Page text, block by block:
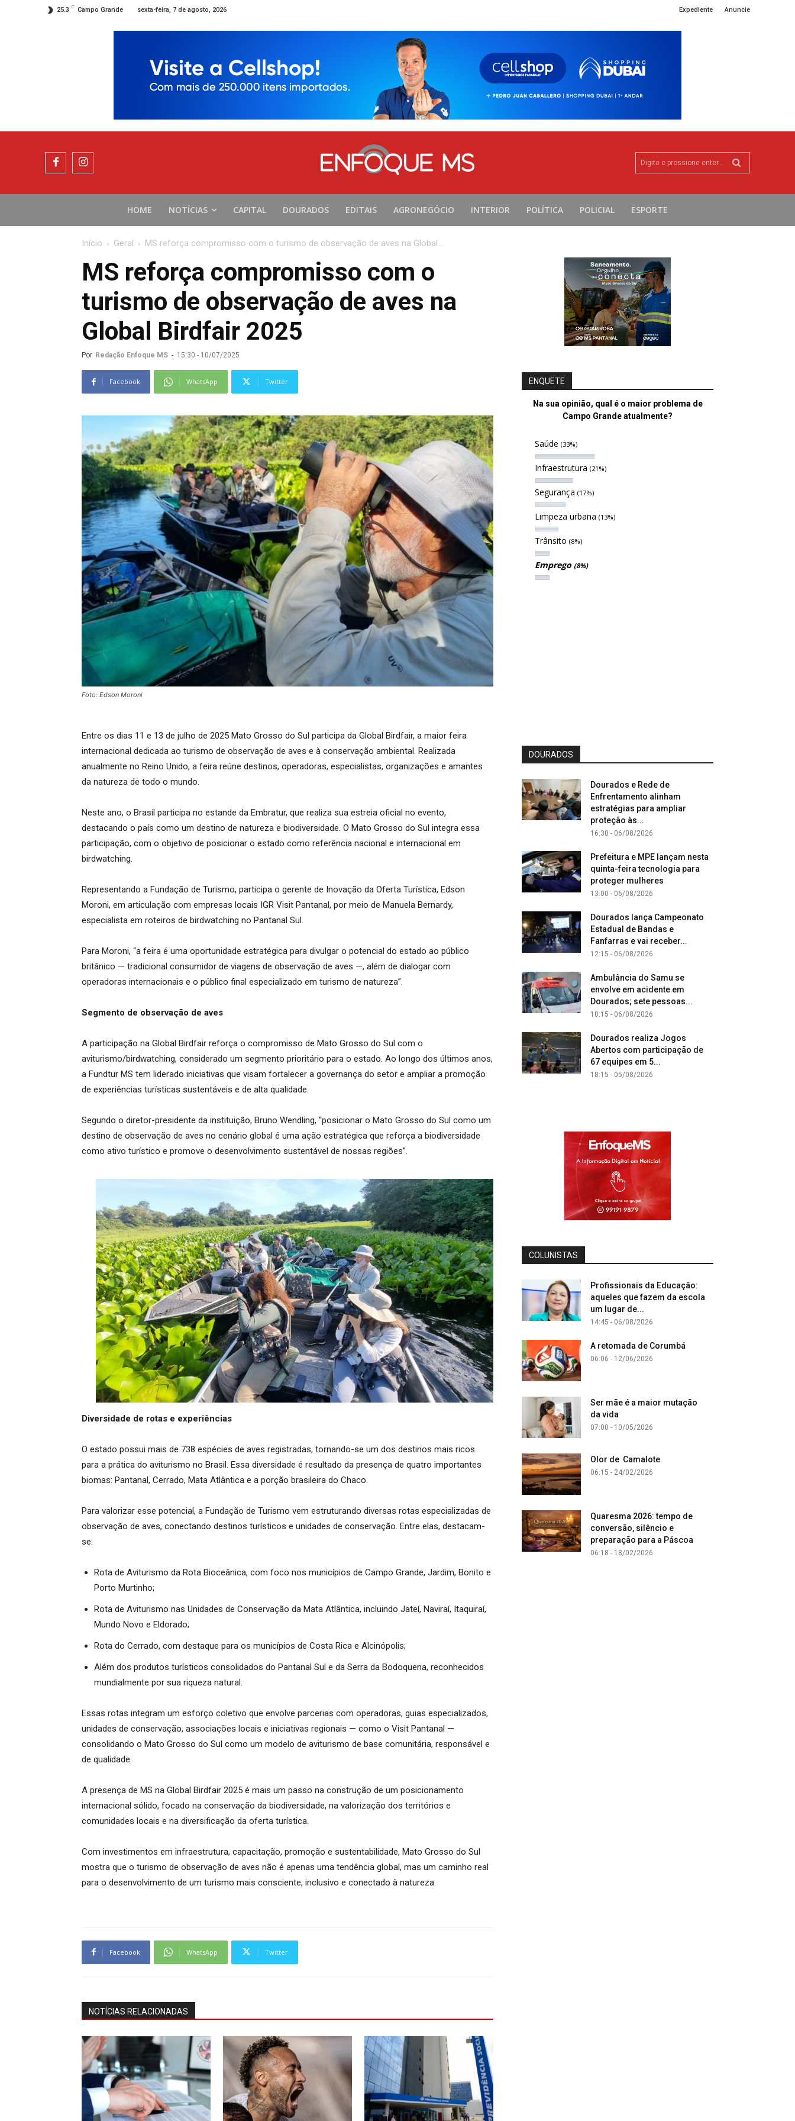
25.3 C Campo Grande sexta-feira, 7 de agosto, 2026 Expediente Anuncie
Digite e pressione enter...
HOME NOTÍCIAS CAPITAL DOURADOS EDITAIS AGRONEGÓCIO INTERIOR POLÍTICA POLICIAL ESPORTE
Início Geral MS reforça compromisso com o turismo de observação de aves na Global...
MS reforça compromisso com o
turismo de observação de aves na
Global Birdfair 2025
Por Redação Enfoque MS - 15:30 - 10/07/2025
Facebook WhatsApp Twitter
Foto: Edson Moroni
Entre os dias 11 e 13 de julho de 2025 Mato Grosso do Sul participa da Global Birdfair, a maior feira
internacional dedicada ao turismo de observação de aves e à conservação ambiental. Realizada
anualmente no Reino Unido, a feira reúne destinos, operadoras, especialistas, organizações e amantes
da natureza de todo o mundo.
Neste ano, o Brasil participa no estande da Embratur, que realiza sua estreia oficial no evento,
destacando o país como um destino de natureza e biodiversidade. O Mato Grosso do Sul integra essa
participação, com o objetivo de posicionar o estado como referência nacional e internacional em
birdwatching.
Representando a Fundação de Turismo, participa o gerente de Inovação da Oferta Turística, Edson
Moroni, em articulação com empresas locais IGR Visit Pantanal, por meio de Manuela Bernardy,
especialista em roteiros de birdwatching no Pantanal Sul.
Para Moroni, “a feira é uma oportunidade estratégica para divulgar o potencial do estado ao público
britânico — tradicional consumidor de viagens de observação de aves —, além de dialogar com
operadoras internacionais e o público final especializado em turismo de natureza”.
Segmento de observação de aves
A participação na Global Birdfair reforça o compromisso de Mato Grosso do Sul com o
aviturismo/birdwatching, considerado um segmento prioritário para o estado. Ao longo dos últimos anos,
a Fundtur MS tem liderado iniciativas que visam fortalecer a governança do setor e ampliar a promoção
de experiências turísticas sustentáveis e de alta qualidade.
Segundo o diretor-presidente da instituição, Bruno Wendling, “posicionar o Mato Grosso do Sul como um
destino de observação de aves no cenário global é uma ação estratégica que reforça a biodiversidade
como ativo turístico e promove o desenvolvimento sustentável de nossas regiões”.
Diversidade de rotas e experiências
O estado possui mais de 738 espécies de aves registradas, tornando-se um dos destinos mais ricos
para a prática do aviturismo no Brasil. Essa diversidade é resultado da presença de quatro importantes
biomas: Pantanal, Cerrado, Mata Atlântica e a porção brasileira do Chaco.
Para valorizar esse potencial, a Fundação de Turismo vem estruturando diversas rotas especializadas de
observação de aves, conectando destinos turísticos e unidades de conservação. Entre elas, destacam-
se:
Rota de Aviturismo da Rota Bioceânica, com foco nos municípios de Campo Grande, Jardim, Bonito e
Porto Murtinho;
Rota de Aviturismo nas Unidades de Conservação da Mata Atlântica, incluindo Jateí, Naviraí, Itaquiraí,
Mundo Novo e Eldorado;
Rota do Cerrado, com destaque para os municípios de Costa Rica e Alcinópolis;
Além dos produtos turísticos consolidados do Pantanal Sul e da Serra da Bodoquena, reconhecidos
mundialmente por sua riqueza natural.
Essas rotas integram um esforço coletivo que envolve parcerias com operadoras, guias especializados,
unidades de conservação, associações locais e iniciativas regionais — como o Visit Pantanal —
consolidando o Mato Grosso do Sul como um modelo de aviturismo de base comunitária, responsável e
de qualidade.
A presença de MS na Global Birdfair 2025 é mais um passo na construção de um posicionamento
internacional sólido, focado na conservação da biodiversidade, na valorização dos territórios e
comunidades locais e na diversificação da oferta turística.
Com investimentos em infraestrutura, capacitação, promoção e sustentabilidade, Mato Grosso do Sul
mostra que o turismo de observação de aves não é apenas uma tendência global, mas um caminho real
para o desenvolvimento de um turismo mais consciente, inclusivo e conectado à natureza.
Facebook WhatsApp Twitter
NOTÍCIAS RELACIONADAS
ENQUETE
Na sua opinião, qual é o maior problema de
Campo Grande atualmente?
Saúde (33%)
Infraestrutura (21%)
Segurança (17%)
Limpeza urbana (13%)
Trânsito (8%)
Emprego (8%)
DOURADOS
Dourados e Rede de
Enfrentamento alinham
estratégias para ampliar
proteção às...
16:30 - 06/08/2026
Prefeitura e MPE lançam nesta
quinta-feira tecnologia para
proteger mulheres
13:00 - 06/08/2026
Dourados lança Campeonato
Estadual de Bandas e
Fanfarras e vai receber...
12:15 - 06/08/2026
Ambulância do Samu se
envolve em acidente em
Dourados; sete pessoas...
10:15 - 06/08/2026
Dourados realiza Jogos
Abertos com participação de
67 equipes em 5...
18:15 - 05/08/2026
COLUNISTAS
Profissionais da Educação:
aqueles que fazem da escola
um lugar de...
14:45 - 06/08/2026
A retomada de Corumbá
06:06 - 12/06/2026
Ser mãe é a maior mutação
da vida
07:00 - 10/05/2026
Olor de Camalote
06:15 - 24/02/2026
Quaresma 2026: tempo de
conversão, silêncio e
preparação para a Páscoa
06:18 - 18/02/2026